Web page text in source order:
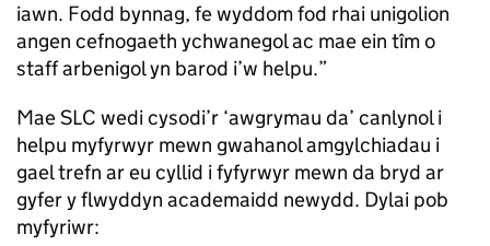
iawn. Fodd bynnag, fe wyddom fod rhai unigolion
angen cefnogaeth ychwanegol ac mae ein tîm o
staff arbenigol yn barod i’w helpu.”
Mae SLC wedi cysodi’r ‘awgrymau da’ canlynol i
helpu myfyrwyr mewn gwahanol amgylchiadau i
gael trefn ar eu cyllid i fyfyrwyr mewn da bryd ar
gyfer y flwyddyn academaidd newydd. Dylai pob
myfyriwr: